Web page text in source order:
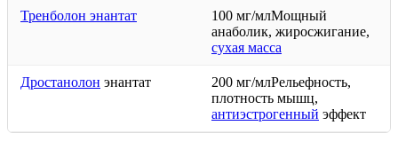
Тренболон энантат
100 мг/млМощный
анаболик, жиросжигание,
сухая масса
Дростанолон энантат
200 мг/млРельефность,
плотность мышц,
антиэстрогенный эффект